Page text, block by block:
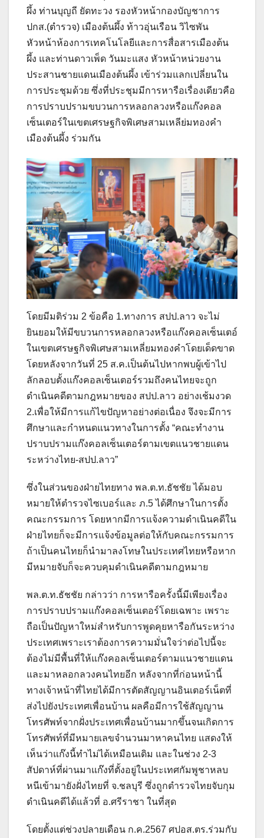
ผึ้ง ท่านบุญถี ยัดทะวง รองหัวหน้ากองบัญชาการ
ปกส.(ตำรวจ) เมืองต้นผึ้ง ท้าวอุ่นเรือน วิไซพัน
หัวหน้าห้องการเทคโนโลยีและการสื่อสารเมืองต้น
ผึ้ง และท่านดาวเพ็ด วันมะแสง หัวหน้าหน่วยงาน
ประสานชายแดนเมืองต้นผึ้ง เข้าร่วมแลกเปลี่ยนใน
การประชุมด้วย ซึ่งที่ประชุมมีการหารือเรื่องเดียวคือ
การปราบปรามขบวนการหลอกลวงหรือแก๊งคอล
เซ็นเตอร์ในเขตเศรษฐกิจพิเศษสามเหลีย่มทองคำ
เมืองต้นผึ้ง ร่วมกัน
โดยมีมติร่วม 2 ข้อคือ 1.ทางการ สปป.ลาว จะไม่
ยินยอมให้มีขบวนการหลอกลวงหรือแก๊งคอลเซ็นเตอ์
ในเขตเศรษฐกิจพิเศษสามเหลี่ยมทองคำโดยเด็ดขาด
โดยหลังจากวันที่ 25 ส.ค.เป็นต้นไปหากพบผู้เข้าไป
ลักลอบตั้งแก๊งคอลเซ็นเตอร์รวมถึงคนไทยจะถูก
ดำเนินคดีตามกฎหมายของ สปป.ลาว อย่างเช้มงวด
2.เพื่อให้มีการแก้ไขปัญหาอย่างต่อเนื่อง จึงจะมีการ
ศึกษาและกำหนดแนวทางในการตั้ง “คณะทำงาน
ปราบปรามแก๊งคอลเซ็นเตอร์ตามเขตแนวชายแดน
ระหว่างไทย-สปป.ลาว”
ซึ่งในส่วนของฝ่ายไทยทาง พล.ต.ท.ธัชชัย ได้มอบ
หมายให้ตำรวจไซเบอร์และ ภ.5 ได้ศึกษาในการตั้ง
คณะกรรมการ โดยหากมีการแจ้งความดำเนินคดีใน
ฝ่ายไทยก็จะมีการแจ้งข้อมูลต่อให้กับคณะกรรมการ
ถ้าเป็นคนไทยก็นำมาลงโทษในประเทศไทยหรือหาก
มีหมายจับก็จะควบคุมดำเนินคดีตามกฎหมาย
พล.ต.ท.ธัชชัย กล่าวว่า การหารือครั้งนี้มีเพียงเรื่อง
การปราบปรามแก๊งคอลเซ็นเตอร์โดยเฉพาะ เพราะ
ถือเป็นปัญหาใหม่สำหรับการพูดคุยหารือกันระหว่าง
ประเทศเพราะเราต้องการความมั่นใจว่าต่อไปนี้จะ
ต้องไม่มีพื้นที่ให้แก๊งคอลเซ็นเตอร์ตามแนวชายแดน
และมาหลอกลวงคนไทยอีก หลังจากที่ก่อนหน้านี้
ทางเจ้าหน้าที่ไทยได้มีการตัดสัญญานอินเตอร์เน็ตที่
ส่งไปยังประเทศเพื่อนบ้าน ผลคือมีการใช้สัญญาน
โทรศัพท์จากฝั่งประเทศเพื่อนบ้านมากขึ้นจนเกิดการ
โทรศัพท์ที่มีหมายเลขจำนวนมาหาคนไทย แสดงให้
เห็นว่าแก๊งนี้ทำไม่ได้เหมือนเดิม และในช่วง 2-3
สัปดาห์ที่ผ่านมาแก๊งที่ตั้งอยู่ในประเทศกัมพูชาหลบ
หนีเข้ามายังฝั่งไทยที่ จ.ชลบุรี ซึ่งถูกตำรวจไทยจับกุม
ดำเนินคดีได้แล้วที่ อ.ศรีราชา ในที่สุด
โดยตั้งแต่ช่วงปลายเดือน ก.ค.2567 ศปอส.ตร.ร่วมกับ